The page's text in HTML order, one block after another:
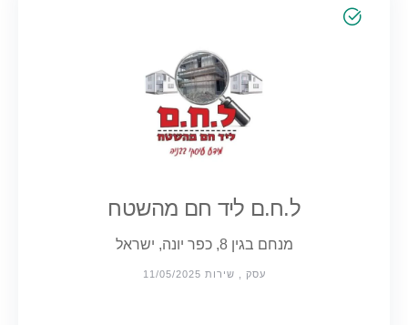
ל.ח.ם ליד חם מהשטח
מנחם בגין 8, כפר יונה, ישראל
עסק , שירות 11/05/2025